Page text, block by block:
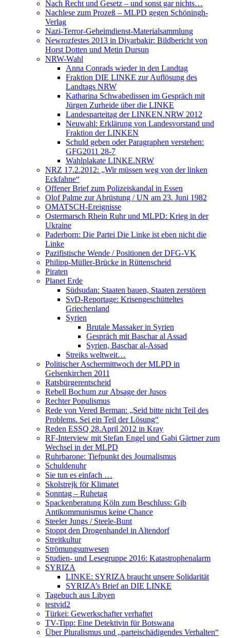
Nach Recht und Gesetz – und sonst gar nichts…
Nachlese zum Prozeß – MLPD gegen Schöningh-
Verlag
Nazi-Terror-Geheimdienst-Materialsammlung
Newrozfestes 2013 in Diyarbakir: Bildbericht von
Horst Dotten und Metin Dursun
NRW-Wahl
Anna Conrads wieder in den Landtag
Fraktion DIE LINKE zur Auflösung des
Landtags NRW
Katharina Schwabedissen im Gespräch mit
Jürgen Zurheide über die LINKE
Landesparteitag der LINKEN.NRW 2012
Neuwahl: Erklärung von Landesvorstand und
Fraktion der LINKEN
Schuld geben oder Paragraphen verstehen:
GFG2011 28-7
Wahlplakate LINKE.NRW
NRZ 17.2.2012: „Wir müssen weg von der linken
Eckfahne“
Offener Brief zum Polizeiskandal in Essen
Olof Palme zur Abrüstung / UN am 23. Juni 1982
OMATSCH-Ereignisse
Ostermarsch Rhein Ruhr und MLPD: Krieg in der
Ukraine
Paderborn: Die Partei Die Linke ist eben nicht die
Linke
Pazifistische Wende / Positionen der DFG-VK
Philipp-Müller-Brücke in Rüttenscheid
Piraten
Planet Erde
Südsudan: Staaten bauen, Staaten zerstören
SvD-Reportage: Krisengeschütteltes
Griechenland
Syrien
Brutale Massaker in Syrien
Gespräch mit Baschar al Assad
Syrien, Baschar al-Assad
Streiks weltweit…
Politischer Aschermittwoch der MLPD in
Gelsenkirchen 2011
Ratsbürgerentscheid
Rebell Bochum zur Absage der Jusos
Rechter Populismus
Rede von Vered Berman: „Seid bitte nicht Teil des
Problems. Sei ein Teil der Lösung“
Reden ESSQ 28.April 2012 in Kray
RF-Interview mit Stefan Engel und Gabi Gärtner zum
Wechsel in der MLPD
Ruhrbarone: Tiefpunkt des Journalismus
Schuldenuhr
Sie tun es einfach …
Skolstrejk för Klimatet
Sonntag – Ruhetag
Spackenberatung Köln zum Beschluss: Gib
Antikommunismus keine Chance
Steeler Jungs / Steele-Bunt
Stoppt den Drogenhandel in Altendorf
Streitkultur
Strömungsunwesen
Studien- und Lesegruppe 2016: Katastrophenalarm
SYRIZA
LINKE: SYRIZA braucht unsere Solidarität
SYRIZA’s Brief an DIE LINKE
Tagebuch aus Libyen
testvid2
Türkei: Gewerkschafter verhaftet
TV-Tipp: Eine Detektivin für Botswana
Über Pluralismus und „parteischädigendes Verhalten“